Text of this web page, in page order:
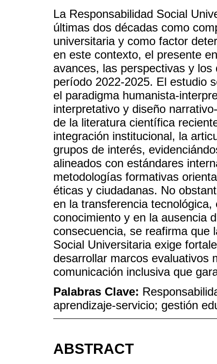
La Responsabilidad Social
últimas dos décadas como
universitaria y como factor
en este contexto, el presente
avances, las perspectivas y
período 2022-2025. El estudio
el paradigma humanista-
interpretativo y diseño
de la literatura científica
integración institucional, la
grupos de interés,
alineados con estándares
metodologías formativas
éticas y ciudadanas. No
en la transferencia
conocimiento y en la ausencia
consecuencia, se reafirma que
Social Universitaria exige
desarrollar marcos evaluativos
comunicación inclusiva que
Palabras Clave:
aprendizaje-servicio; gestión
ABSTRACT